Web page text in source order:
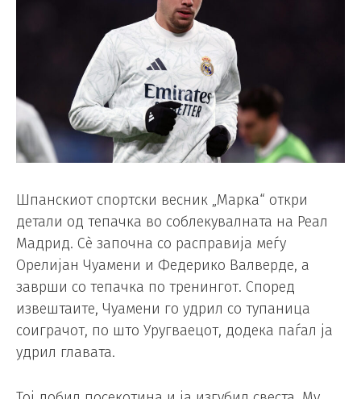
Шпанскиот спортски весник „Марка“ откри
детали од тепачка во соблекувалната на Реал
Мадрид. Сè започна со расправија меѓу
Орелијан Чуамени и Федерико Валверде, а
заврши со тепачка по тренингот. Според
извештаите, Чуамени го удрил со тупаница
соиграчот, по што Уругваецот, додека паѓал ја
удрил главата.